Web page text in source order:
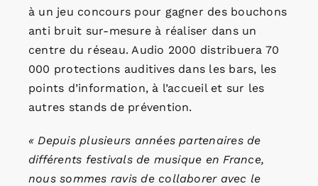
à un jeu concours pour gagner des bouchons
anti bruit sur-mesure à réaliser dans un
centre du réseau. Audio 2000 distribuera 70
000 protections auditives dans les bars, les
points d’information, à l’accueil et sur les
autres stands de prévention.
« Depuis plusieurs années partenaires de
différents festivals de musique en France,
nous sommes ravis de collaborer avec le